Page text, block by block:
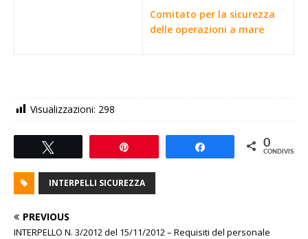
Comitato per la sicurezza
delle operazioni a mare
Visualizzazioni: 298
0
CONDIVISIONI
INTERPELLI SICUREZZA
PREVIOUS
INTERPELLO N. 3/2012 del 15/11/2012 – Requisiti del personale